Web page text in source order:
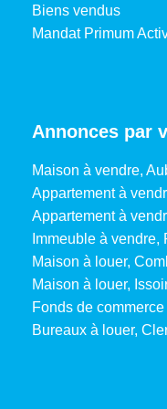
Biens vendus
Mandat Primum
Annonces par
Maison à vendre,
Appartement à
Appartement à
Immeuble à vendre,
Maison à louer,
Maison à louer,
Fonds de
Bureaux à louer,